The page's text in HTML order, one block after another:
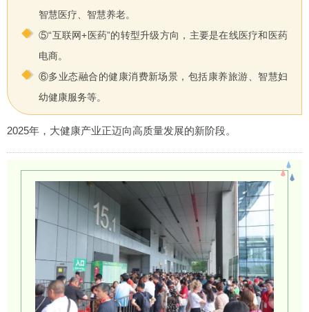
智慧医疗、智慧养老。
⑤“互联网+医药”的转型升级方向，主要是在线医疗和医药
电商。
⑥多业态融合的健康消费新场景，包括康养旅游、智慧妇
幼健康服务等。
2025年，大健康产业正迈向高质量发展的新阶段。